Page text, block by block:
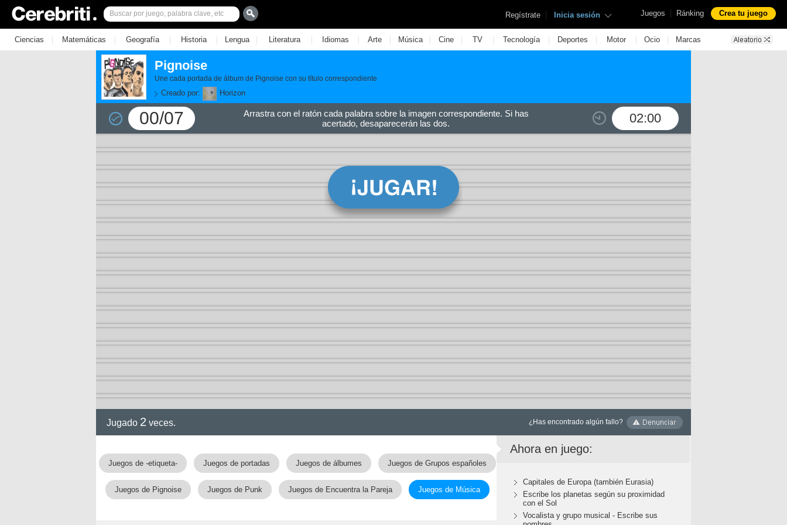
Juegos | Ránking Crea tu juego
Regístrate | Inicia sesión
Ciencias | Matemáticas | Geografía | Historia | Lengua | Literatura | Idiomas | Arte | Música | Cine | TV | Tecnología | Deportes | Motor | Ocio | Marcas
Pignoise
Une cada portada de álbum de Pignoise con su título correspondiente
Creado por: Horizon
00/07 02:00
Arrastra con el ratón cada palabra sobre la imagen correspondiente. Si has
acertado, desaparecerán las dos.
Jugado 2 veces. ¿Has encontrado algún fallo?
Juegos de -etiqueta- Juegos de portadas Juegos de álbumes Juegos de Grupos españoles
Juegos de Pignoise Juegos de Punk Juegos de Encuentra la Pareja Juegos de Música
Ahora en juego:
Capitales de Europa (también Eurasia)
Escribe los planetas según su proximidad
con el Sol
Vocalista y grupo musical - Escribe sus